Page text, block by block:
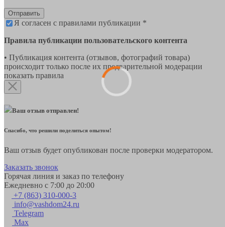
Отправить
Я согласен с правилами публикации *
Правила публикации пользовательского контента
• Публикация контента (отзывов, фотографий товара)
происходит только после их предварительной модерации
показать правила
Ваш отзыв отправлен!
Спасибо, что решили поделиться опытом!
Ваш отзыв будет опубликован после проверки модератором.
Заказать звонок
Горячая линия и заказ по телефону
Ежедневно с 7:00 до 20:00
+7 (863) 310-000-3
info@vashdom24.ru
Telegram
Max